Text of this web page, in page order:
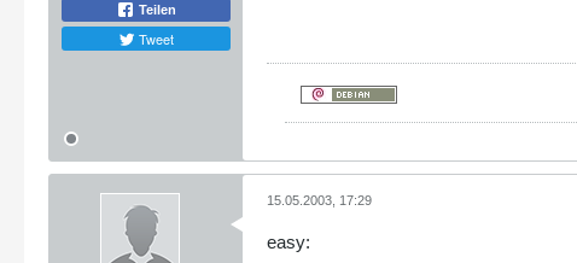
Teilen
Tweet
15.05.2003, 17:29
easy: